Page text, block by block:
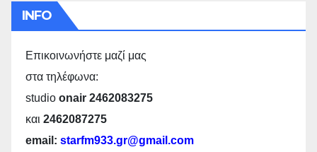
INFO
Επικοινωνήστε μαζί μας
στα τηλέφωνα:
studio onair 2462083275
και 2462087275
email: starfm933.gr@gmail.com